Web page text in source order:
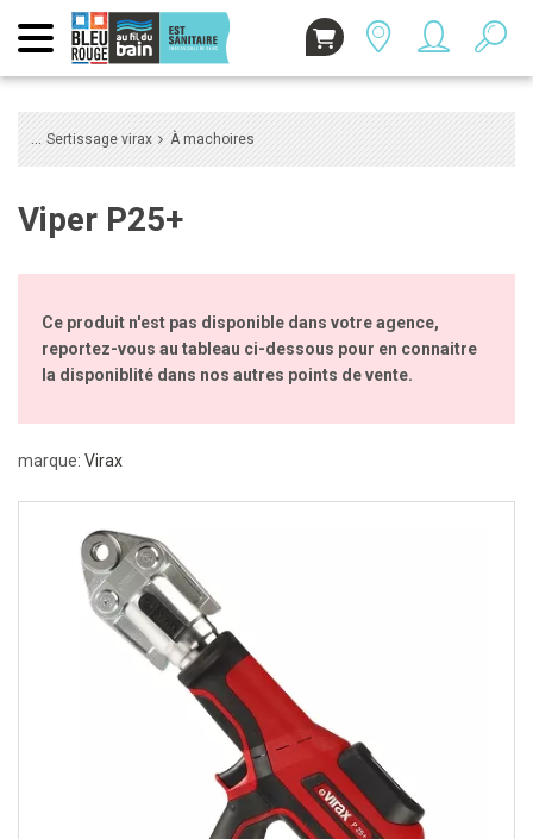
Sertissage virax À machoires
Viper P25+
Ce produit n'est pas disponible dans votre agence,
reportez-vous au tableau ci-dessous pour en connaitre
la disponiblité dans nos autres points de vente.
marque: Virax